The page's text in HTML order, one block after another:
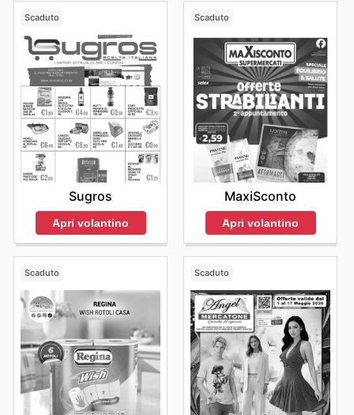
Scaduto
Sugros
Apri volantino
Scaduto
MaxiSconto
Apri volantino
Scaduto Scaduto